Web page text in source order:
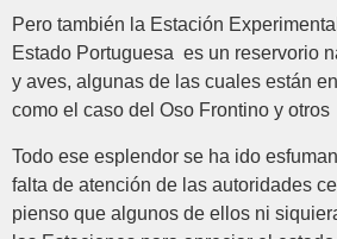
Pero también la Estación
Estado Portuguesa es un reservorio
y aves, algunas de las cuales están
como el caso del Oso Frontino y
Todo ese esplendor se ha ido
falta de atención de las autoridades
pienso que algunos de ellos ni